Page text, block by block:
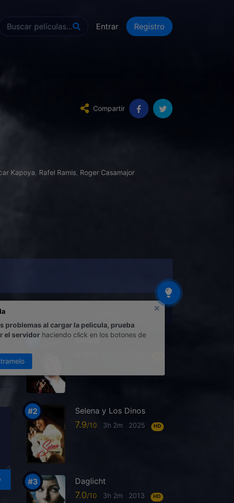
Entrar Registro
Compartir
Kapoya Rafel Ramis Roger Casamajor
problemas al cargar la pelicula, prueba
el servidor haciendo click en los botones de
Selena
Selena y Los Dinos
7.9 3h 2m 2025 HD
Daglicht
7.0 3h 2m 2013 HD